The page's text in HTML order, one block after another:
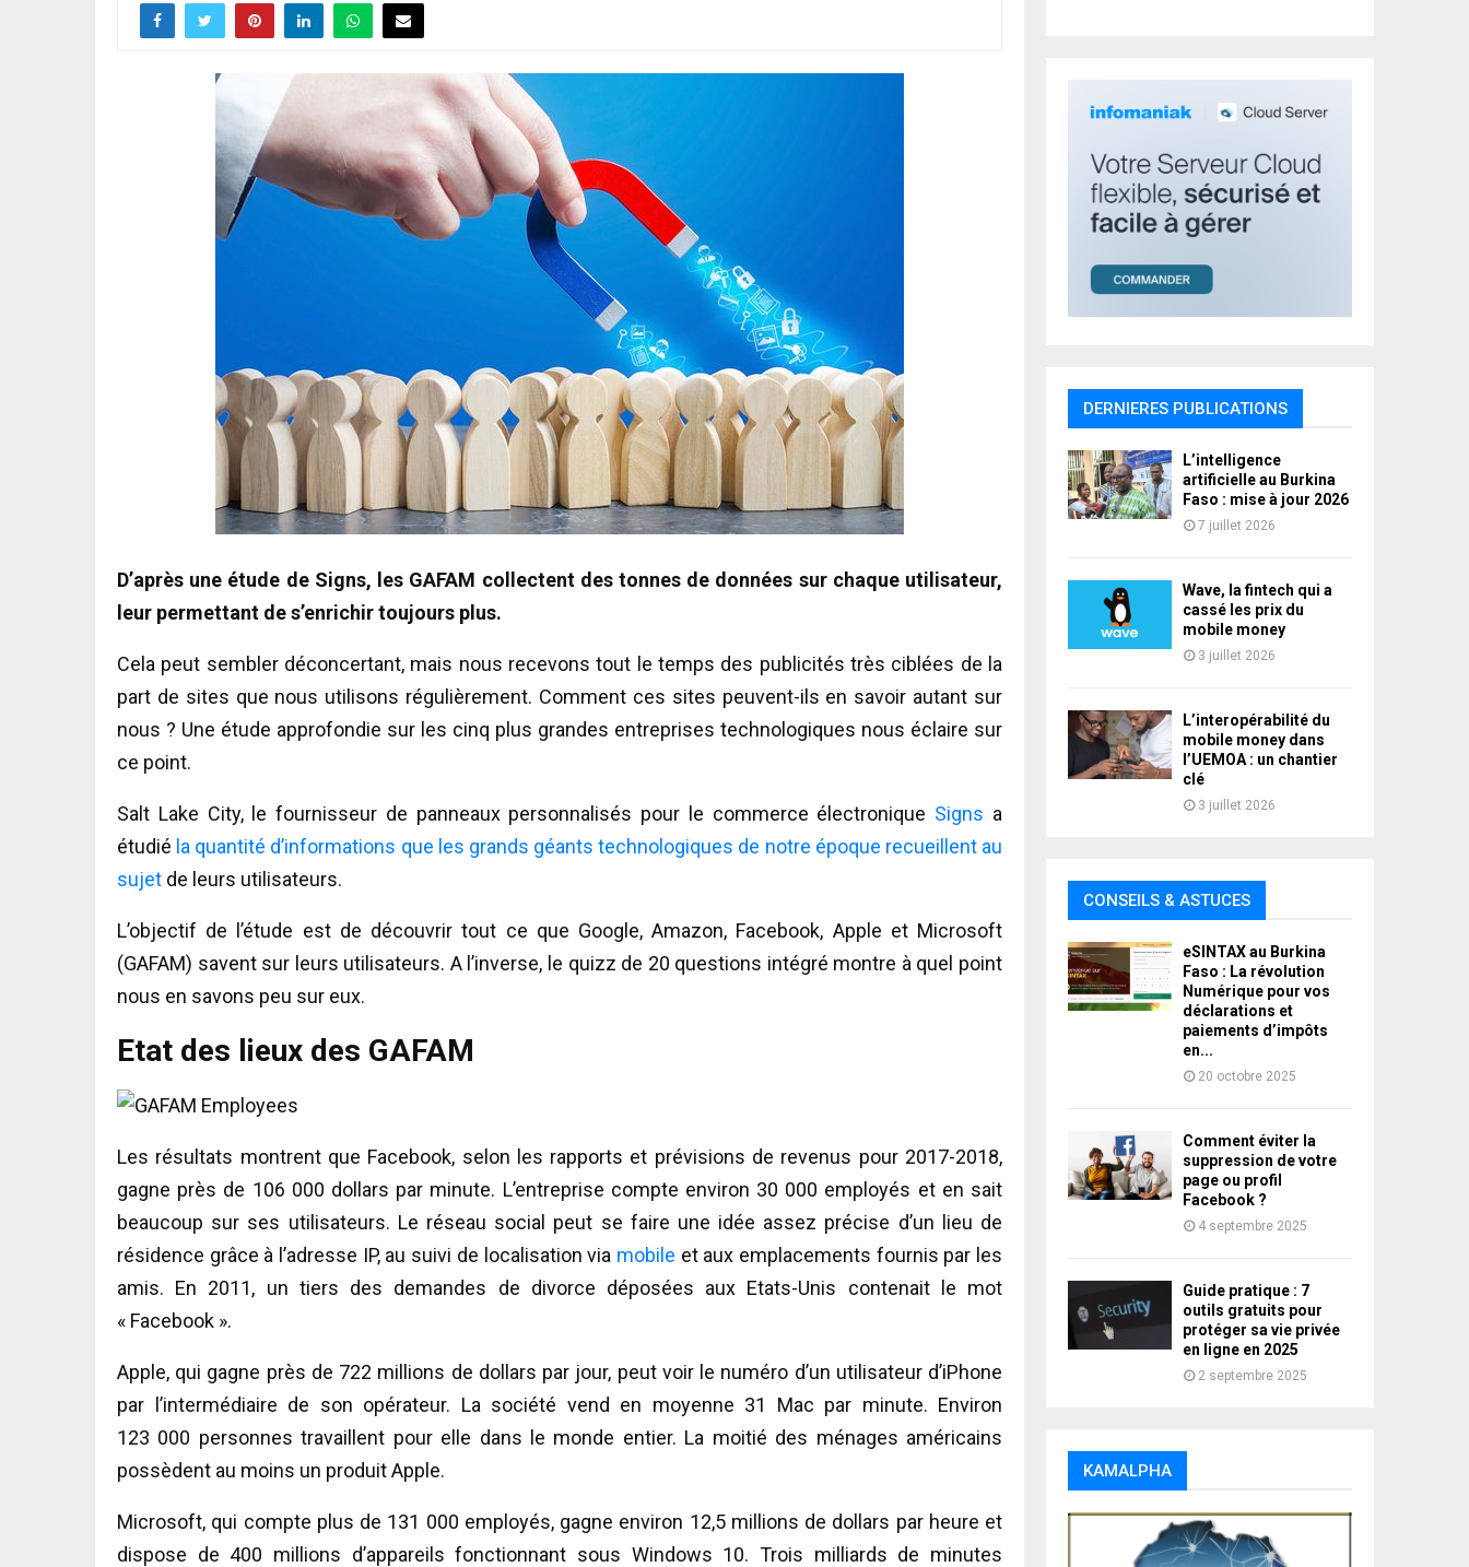
D’après une étude de Signs, les GAFAM collectent des tonnes de données sur chaque utilisateur,
leur permettant de s’enrichir toujours plus.
Cela peut sembler déconcertant, mais nous recevons tout le temps des publicités très ciblées de la
part de sites que nous utilisons régulièrement. Comment ces sites peuvent-ils en savoir autant sur
nous ? Une étude approfondie sur les cinq plus grandes entreprises technologiques nous éclaire sur
ce point.
Salt Lake City, le fournisseur de panneaux personnalisés pour le commerce électronique Signs a
étudié la quantité d’informations que les grands géants technologiques de notre époque recueillent au
sujet de leurs utilisateurs.
L’objectif de l’étude est de découvrir tout ce que Google, Amazon, Facebook, Apple et Microsoft
(GAFAM) savent sur leurs utilisateurs. A l’inverse, le quizz de 20 questions intégré montre à quel point
nous en savons peu sur eux.
Etat des lieux des GAFAM
Les résultats montrent que Facebook, selon les rapports et prévisions de revenus pour 2017-2018,
gagne près de 106 000 dollars par minute. L’entreprise compte environ 30 000 employés et en sait
beaucoup sur ses utilisateurs. Le réseau social peut se faire une idée assez précise d’un lieu de
résidence grâce à l’adresse IP, au suivi de localisation via mobile et aux emplacements fournis par les
amis. En 2011, un tiers des demandes de divorce déposées aux Etats-Unis contenait le mot
« Facebook ».
Apple, qui gagne près de 722 millions de dollars par jour, peut voir le numéro d’un utilisateur d’iPhone
par l’intermédiaire de son opérateur. La société vend en moyenne 31 Mac par minute. Environ
123 000 personnes travaillent pour elle dans le monde entier. La moitié des ménages américains
possèdent au moins un produit Apple.
Microsoft, qui compte plus de 131 000 employés, gagne environ 12,5 millions de dollars par heure et
dispose de 400 millions d’appareils fonctionnant sous Windows 10. Trois milliards de minutes
DERNIERES PUBLICATIONS
L’intelligence
artificielle au Burkina
Faso : mise à jour 2026
7 juillet 2026
Wave, la fintech qui a
cassé les prix du
mobile money
3 juillet 2026
L’interopérabilité du
mobile money dans
l’UEMOA : un chantier
clé
3 juillet 2026
CONSEILS & ASTUCES
eSINTAX au Burkina
Faso : La révolution
Numérique pour vos
déclarations et
paiements d’impôts
en...
20 octobre 2025
Comment éviter la
suppression de votre
page ou profil
Facebook ?
4 septembre 2025
Guide pratique : 7
outils gratuits pour
protéger sa vie privée
en ligne en 2025
2 septembre 2025
KAMALPHA